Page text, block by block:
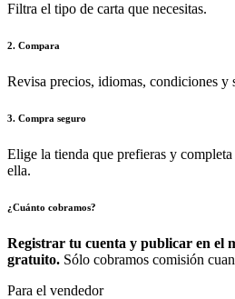
Filtra el tipo de carta que necesitas.
2. Compara
Revisa precios, idiomas, condiciones y
3. Compra seguro
Elige la tienda que prefieras y
ella.
¿Cuánto cobramos?
Registrar tu cuenta y publicar en el
gratuito. Sólo cobramos comisión
Para el vendedor